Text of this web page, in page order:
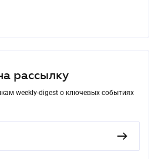
рассылку
weekly-digest о ключевых событиях